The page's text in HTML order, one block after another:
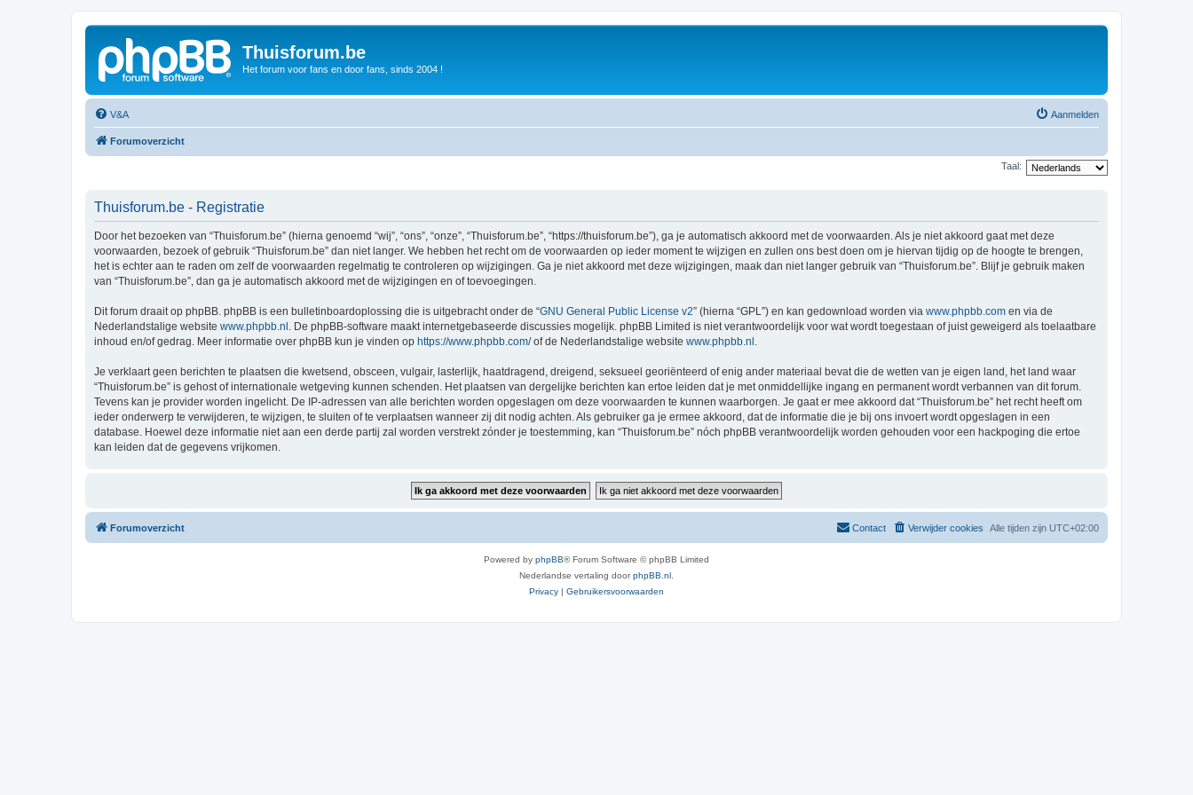
Thuisforum.be
Het forum voor fans en door fans, sinds 2004 !
V&A Aanmelden
Forumoverzicht
Taal:
Thuisforum.be - Registratie
Door het bezoeken van “Thuisforum.be” (hierna genoemd “wij”, “ons”, “onze”, “Thuisforum.be”, “https://thuisforum.be”), ga je automatisch akkoord met de voorwaarden. Als je niet akkoord gaat met deze
voorwaarden, bezoek of gebruik “Thuisforum.be” dan niet langer. We hebben het recht om de voorwaarden op ieder moment te wijzigen en zullen ons best doen om je hiervan tijdig op de hoogte te brengen,
het is echter aan te raden om zelf de voorwaarden regelmatig te controleren op wijzigingen. Ga je niet akkoord met deze wijzigingen, maak dan niet langer gebruik van “Thuisforum.be”. Blijf je gebruik maken
van “Thuisforum.be”, dan ga je automatisch akkoord met de wijzigingen en of toevoegingen.
Dit forum draait op phpBB. phpBB is een bulletinboardoplossing die is uitgebracht onder de “GNU General Public License v2” (hierna “GPL”) en kan gedownload worden via www.phpbb.com en via de
Nederlandstalige website www.phpbb.nl . De phpBB-software maakt internetgebaseerde discussies mogelijk. phpBB Limited is niet verantwoordelijk voor wat wordt toegestaan of juist geweigerd als toelaatbare
inhoud en/of gedrag. Meer informatie over phpBB kun je vinden op https://www.phpbb.com/of de Nederlandstalige website www.phpbb.nl .
Je verklaart geen berichten te plaatsen die kwetsend, obsceen, vulgair, lasterlijk, haatdragend, dreigend, seksueel georiënteerd of enig ander materiaal bevat die de wetten van je eigen land, het land waar
“Thuisforum.be” is gehost of internationale wetgeving kunnen schenden. Het plaatsen van dergelijke berichten kan ertoe leiden dat je met onmiddellijke ingang en permanent wordt verbannen van dit forum.
Tevens kan je provider worden ingelicht. De IP-adressen van alle berichten worden opgeslagen om deze voorwaarden te kunnen waarborgen. Je gaat er mee akkoord dat “Thuisforum.be” het recht heeft om
ieder onderwerp te verwijderen, te wijzigen, te sluiten of te verplaatsen wanneer zij dit nodig achten. Als gebruiker ga je ermee akkoord, dat de informatie die je bij ons invoert wordt opgeslagen in een
database. Hoewel deze informatie niet aan een derde partij zal worden verstrekt zónder je toestemming, kan “Thuisforum.be” nóch phpBB verantwoordelijk worden gehouden voor een hackpoging die ertoe
kan leiden dat de gegevens vrijkomen.
Forumoverzicht Alle tijden zijn UTC+02:00
Verwijder cookies
Contact
Powered by phpBB® Forum Software © phpBB Limited
Nederlandse vertaling doorphpBB.nl
Privacy | Gebruikersvoorwaarden